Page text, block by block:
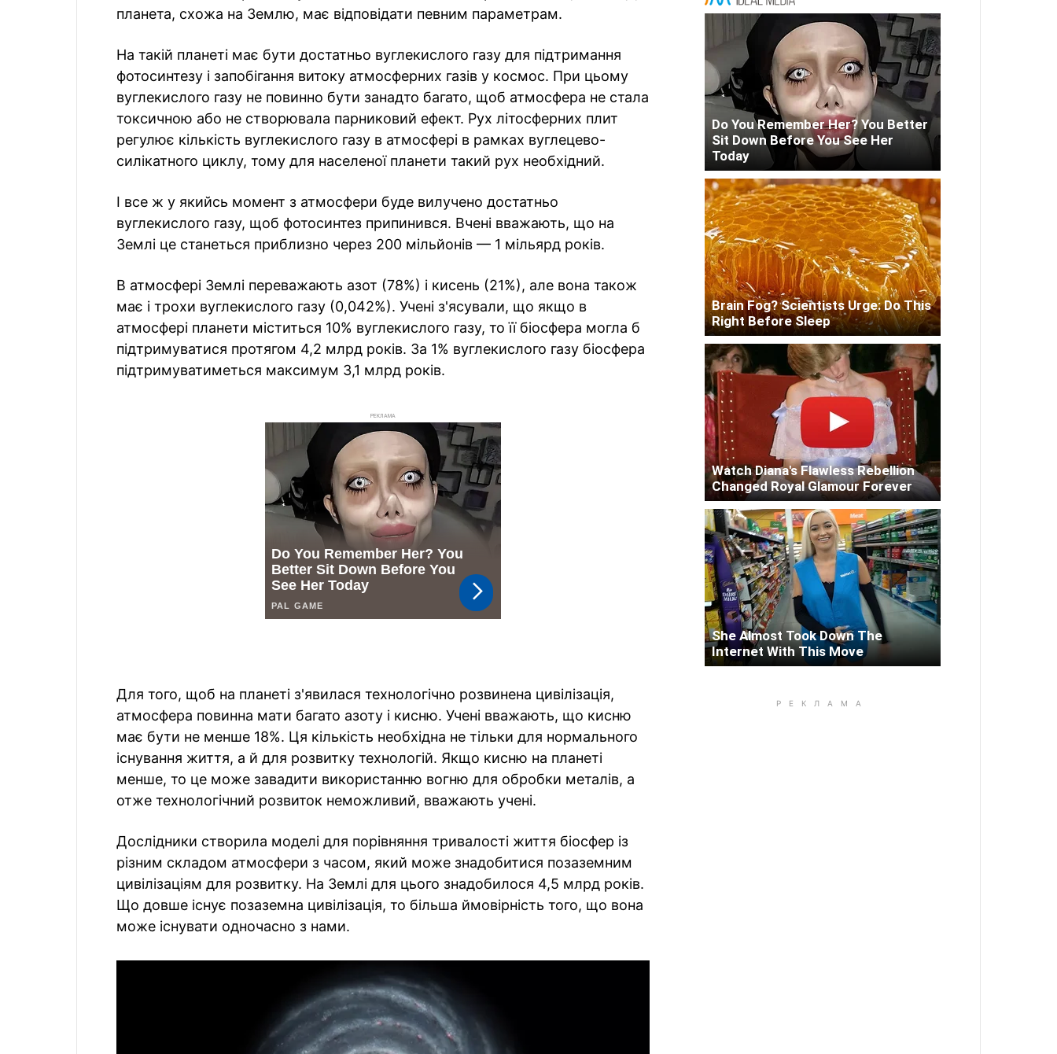
планета, схожа на Землю, має відповідати певним параметрам.
На такій планеті має бути достатньо вуглекислого газу для підтримання
фотосинтезу і запобігання витоку атмосферних газів у космос. При цьому
вуглекислого газу не повинно бути занадто багато, щоб атмосфера не стала
токсичною або не створювала парниковий ефект. Рух літосферних плит
регулює кількість вуглекислого газу в атмосфері в рамках вуглецево-
силікатного циклу, тому для населеної планети такий рух необхідний.
І все ж у якийсь момент з атмосфери буде вилучено достатньо
вуглекислого газу, щоб фотосинтез припинився. Вчені вважають, що на
Землі це станеться приблизно через 200 мільйонів — 1 мільярд років.
В атмосфері Землі переважають азот (78%) і кисень (21%), але вона також
має і трохи вуглекислого газу (0,042%). Учені з'ясували, що якщо в
атмосфері планети міститься 10% вуглекислого газу, то її біосфера могла б
підтримуватися протягом 4,2 млрд років. За 1% вуглекислого газу біосфера
підтримуватиметься максимум 3,1 млрд років.
РЕКЛАМА
Для того, щоб на планеті з'явилася технологічно розвинена цивілізація,
атмосфера повинна мати багато азоту і кисню. Учені вважають, що кисню
має бути не менше 18%. Ця кількість необхідна не тільки для нормального
існування життя, а й для розвитку технологій. Якщо кисню на планеті
менше, то це може завадити використанню вогню для обробки металів, а
отже технологічний розвиток неможливий, вважають учені.
Дослідники створила моделі для порівняння тривалості життя біосфер із
різним складом атмосфери з часом, який може знадобитися позаземним
цивілізаціям для розвитку. На Землі для цього знадобилося 4,5 млрд років.
Що довше існує позаземна цивілізація, то більша ймовірність того, що вона
може існувати одночасно з нами.
Do You Remember Her? You Better
Sit Down Before You See Her
Today
Brain Fog? Scientists Urge: Do This
Right Before Sleep
Watch Diana's Flawless Rebellion
Changed Royal Glamour Forever
She Almost Took Down The
Internet With This Move